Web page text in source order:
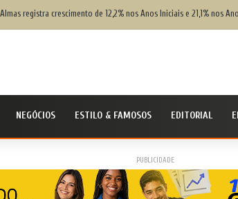
registra crescimento de 12,2% nos Anos Iniciais e 21,1% nos
NEGÓCIOS ESTILO & FAMOSOS EDITORIAL
PUBLICIDADE